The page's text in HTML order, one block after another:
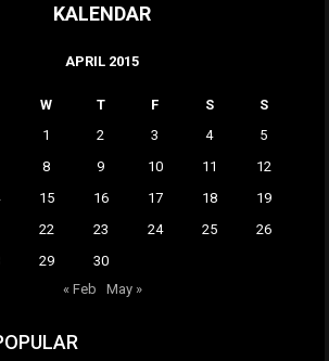
KALENDAR
APRIL 2015
W T F S
S
1
2 3 4
5
8 9 10 11
12
15 16 17 18
19
22 23 24 25
26
29
30
« Feb
May »